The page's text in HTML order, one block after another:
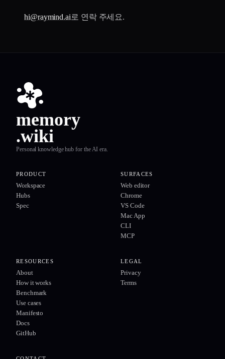
hi@raymind.ai 로 연락 주세요.
memory
.wiki
Personal knowledge hub for the AI era.
PRODUCT
Workspace
Hubs
Spec
SURFACES
Web editor
Chrome
VS Code
Mac App
CLI
MCP
RESOURCES
About
How it works
Benchmark
Use cases
Manifesto
Docs
GitHub
LEGAL
Privacy
Terms